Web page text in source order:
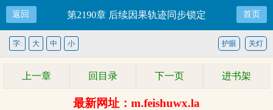
返回 第2190章 后续因果轨迹同步锁定 首页
关灯
护眼
字: 大 中 小
上一章 回目录 下一页 进书架
最新网址：m.feishuwx.la